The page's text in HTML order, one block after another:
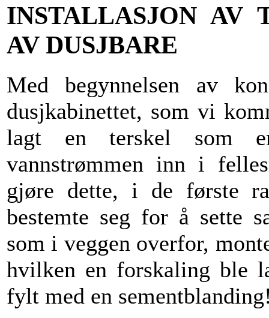
INSTALLASJON AV
AV DUSJBARE
Med begynnelsen av
dusjkabinettet, som vi
lagt en terskel som
vannstrømmen inn i
gjøre dette, i de første
bestemte seg for å sette
som i veggen overfor,
hvilken en forskaling ble
fylt med en